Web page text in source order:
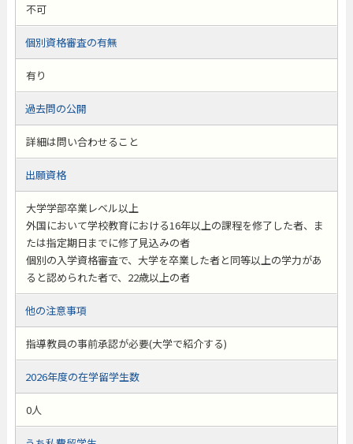
不可
個別資格審査の有無
有り
過去問の公開
詳細は問い合わせること
出願資格
大学学部卒業レベル以上
外国において学校教育における16年以上の課程を修了した者、ま
たは指定期日までに修了見込みの者
個別の入学資格審査で、大学を卒業した者と同等以上の学力があ
ると認められた者で、22歳以上の者
他の注意事項
指導教員の事前承認が必要(大学で紹介する)
2026年度の在学留学生数
0人